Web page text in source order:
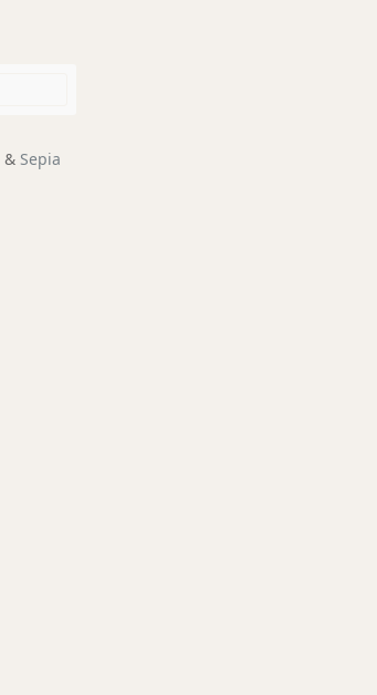
& Sepia